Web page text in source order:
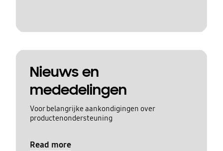
Nieuws en
mededelingen
Voor belangrijke aankondigingen over
productenondersteuning
Read more